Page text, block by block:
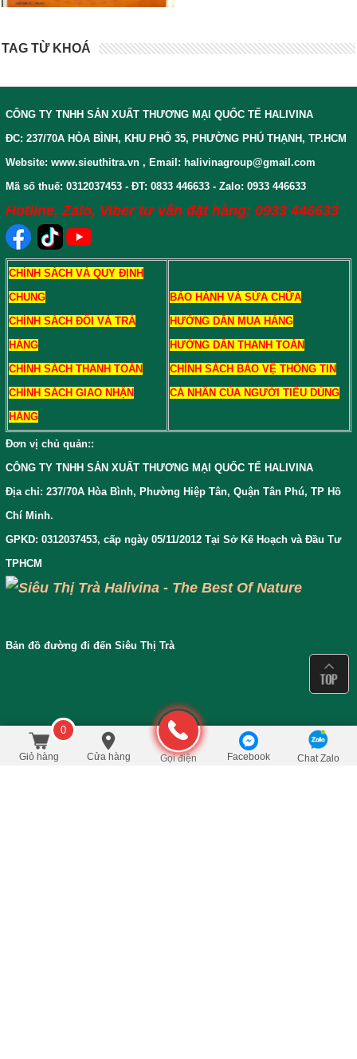
420.000 295.000 /Cái Đặt mua
TAG TỪ KHOÁ
CÔNG TY TNHH SẢN XUẤT THƯƠNG MẠI QUỐC TẾ HALIVINA
ĐC: 237/70A HÒA BÌNH, KHU PHỐ 35, PHƯỜNG PHÚ THẠNH, TP.HCM
Website: www.sieuthitra.vn , Email: halivinagroup@gmail.com
Mã số thuế: 0312037453 - ĐT: 0833 446633 - Zalo: 0933 446633
Hotline, Zalo, Viber tư vấn đặt hàng: 0933 446633
CHÍNH SÁCH VÀ QUY ĐỊNH
CHUNG
CHÍNH SÁCH ĐỔI VÀ TRẢ
HÀNG
CHÍNH SÁCH THANH TOÁN
CHÍNH SÁCH GIAO NHẬN
HÀNG
BẢO HÀNH VÀ SỬA CHỮA
HƯỚNG DẪN MUA HÀNG
HƯỚNG DẪN THANH TOÁN
CHÍNH SÁCH BẢO VỆ THÔNG TIN
CÁ NHÂN CỦA NGƯỜI TIÊU DÙNG
Đơn vị chủ quản::
CÔNG TY TNHH SẢN XUẤT THƯƠNG MẠI QUỐC TẾ HALIVINA
Địa chỉ: 237/70A Hòa Bình, Phường Hiệp Tân, Quận Tân Phú, TP Hồ
Chí Minh.
GPKD: 0312037453, cấp ngày 05/11/2012 Tại Sở Kế Hoạch và Đầu Tư
TPHCM
Bản đồ đường đi đến Siêu Thị Trà
0
Giỏ hàng Cửa hàng Gọi điện Facebook Chat Zalo